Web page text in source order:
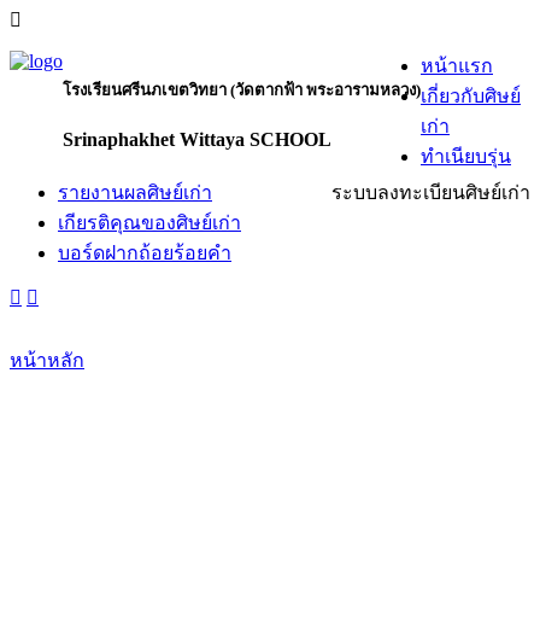
โรงเรียนศรีนภเขตวิทยา (วัดตากฟ้า พระอารามหลวง)
Srinaphakhet Wittaya SCHOOL
ระบบลงทะเบียนศิษย์เก่า
หน้าแรก
เกี่ยวกับศิษย์
เก่า
ทำเนียบรุ่น
รายงานผลศิษย์เก่า
เกียรติคุณของศิษย์เก่า
บอร์ดฝากถ้อยร้อยคำ
หน้าหลัก